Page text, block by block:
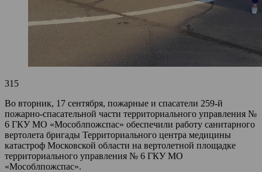
315
Во вторник, 17 сентября, пожарные и спасатели 259-й
пожарно-спасательной части территориального управления №
6 ГКУ МО «Мособлпожспас» обеспечили работу санитарного
вертолета бригады Территориального центра медицины
катастроф Московской области на вертолетной площадке
территориального управления № 6 ГКУ МО
«Мособлпожспас».